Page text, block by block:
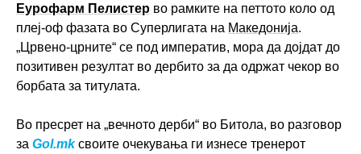
Еурофарм Пелистер во рамките на петтото коло од
плеј-оф фазата во Суперлигата на Македонија.
„Црвено-црните“ се под императив, мора да дојдат до
позитивен резултат во дербито за да одржат чекор во
борбата за титулата.
Во пресрет на „вечното дерби“ во Битола, во разговор
за Gol.mkсвоите очекувања ги изнесе тренерот